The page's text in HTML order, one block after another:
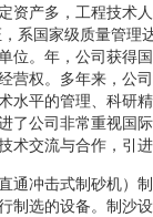
资产多，工程技术人
系国家级质量管理
位。年，公司获得
营权。多年来，公
水平的管理、科研
了公司非常重视国
术交流与合作，引进
通冲击式制砂机）
制选的设备。制沙